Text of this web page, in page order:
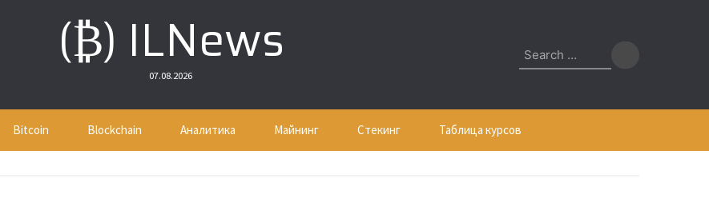
(₿) ILNews
07.08.2026
Search
for:
Bitcoin Blockchain Аналитика Майнинг Стекинг Таблица курсов